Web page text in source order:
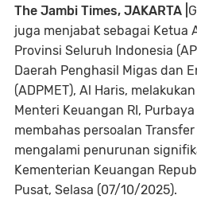
The Jambi Times, JAKARTA |
juga menjabat sebagai Ketua
Provinsi Seluruh Indonesia
Daerah Penghasil Migas dan
(ADPMET), Al Haris,
Menteri Keuangan RI,
membahas persoalan
mengalami penurunan
Kementerian Keuangan
Pusat, Selasa (07/10/2025).